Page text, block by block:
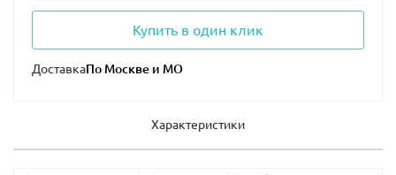
Купить в один клик
Доставка
Характеристики